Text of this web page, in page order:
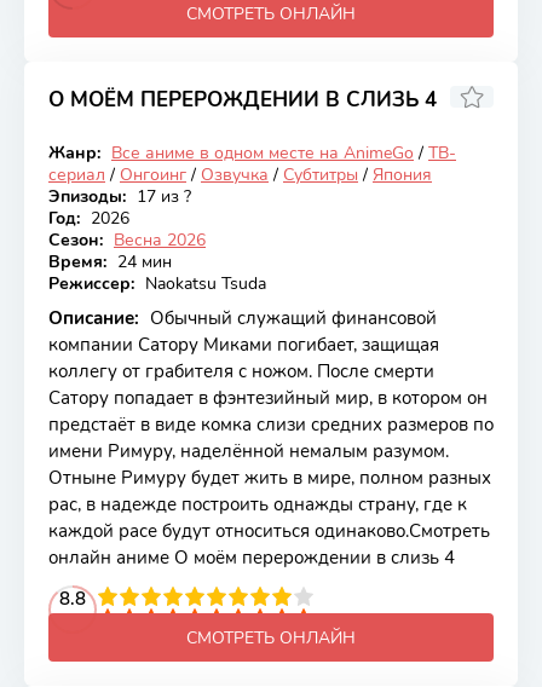
СМОТРЕТЬ ОНЛАЙН
О МОЁМ ПЕРЕРОЖДЕНИИ В СЛИЗЬ 4
Онгоинг
8.14
Жанр: Все аниме в одном месте на AnimeGo / ТВ-
сериал / Онгоинг / Озвучка / Субтитры / Япония
Эпизоды: 17 из ?
Год: 2026
Сезон: Весна 2026
Время: 24 мин
Режиссер: Naokatsu Tsuda
Описание: Обычный служащий финансовой
компании Сатору Миками погибает, защищая
коллегу от грабителя с ножом. После смерти
Сатору попадает в фэнтезийный мир, в котором он
предстаёт в виде комка слизи средних размеров по
имени Римуру, наделённой немалым разумом.
Отныне Римуру будет жить в мире, полном разных
рас, в надежде построить однажды страну, где к
каждой расе будут относиться одинаково.Смотреть
онлайн аниме О моём перерождении в слизь 4
8.8
4 5 6 7 8 9 10
СМОТРЕТЬ ОНЛАЙН